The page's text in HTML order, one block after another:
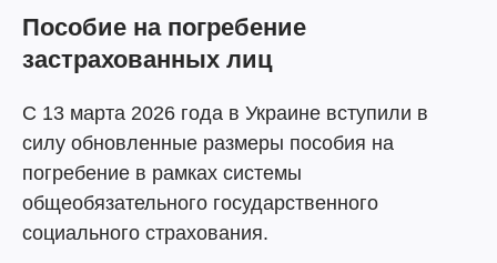
Пособие на погребение
застрахованных лиц
С 13 марта 2026 года в Украине вступили в
силу обновленные размеры пособия на
погребение в рамках системы
общеобязательного государственного
социального страхования.